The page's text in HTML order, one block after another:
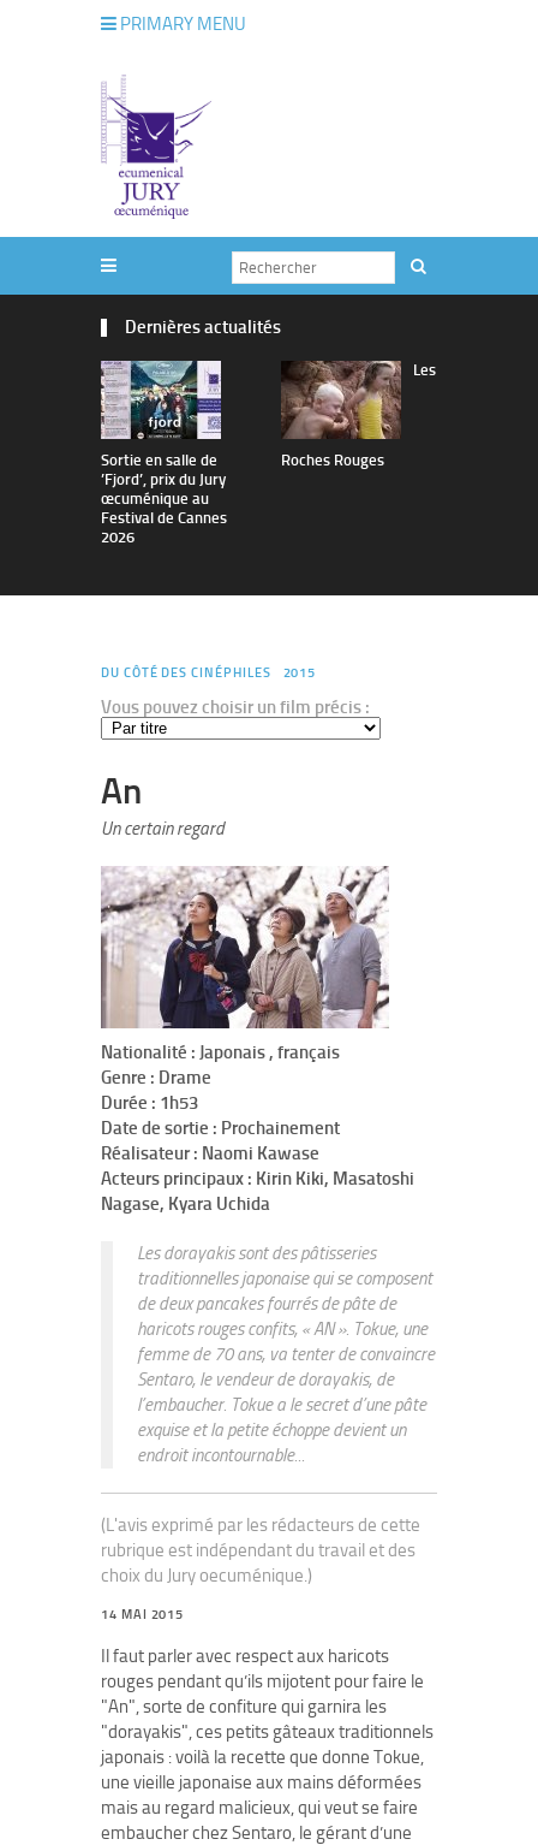
PRIMARY MENU
Dernières actualités
Sortie en salle de
’Fjord’, prix du Jury
œcuménique au
Festival de Cannes
2026
Les
Roches Rouges
DU CÔTÉ DES CINÉPHILES 2015
Vous pouvez choisir un film précis :
An
Un certain regard
Nationalité : Japonais , français
Genre : Drame
Durée : 1h53
Date de sortie : Prochainement
Réalisateur : Naomi Kawase
Acteurs principaux : Kirin Kiki, Masatoshi
Nagase, Kyara Uchida
Les dorayakis sont des pâtisseries
traditionnelles japonaise qui se composent
de deux pancakes fourrés de pâte de
haricots rouges confits, « AN ». Tokue, une
femme de 70 ans, va tenter de convaincre
Sentaro, le vendeur de dorayakis, de
l’embaucher. Tokue a le secret d’une pâte
exquise et la petite échoppe devient un
endroit incontournable...
(L'avis exprimé par les rédacteurs de cette
rubrique est indépendant du travail et des
choix du Jury oecuménique.)
14 MAI 2015
Il faut parler avec respect aux haricots
rouges pendant qu’ils mijotent pour faire le
"An", sorte de confiture qui garnira les
"dorayakis", ces petits gâteaux traditionnels
japonais : voilà la recette que donne Tokue,
une vieille japonaise aux mains déformées
mais au regard malicieux, qui veut se faire
embaucher chez Sentaro, le gérant d’une